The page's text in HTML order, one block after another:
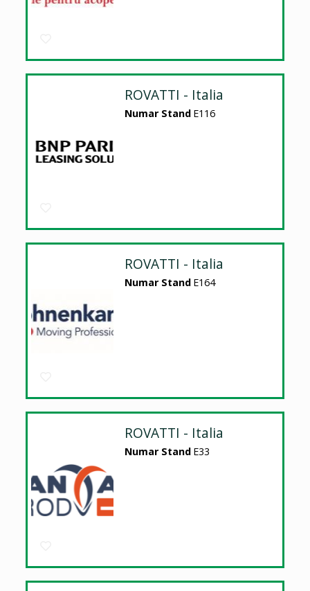
ROVATTI - Italia
Numar Stand E116
ROVATTI - Italia
Numar Stand E164
ROVATTI - Italia
Numar Stand E33